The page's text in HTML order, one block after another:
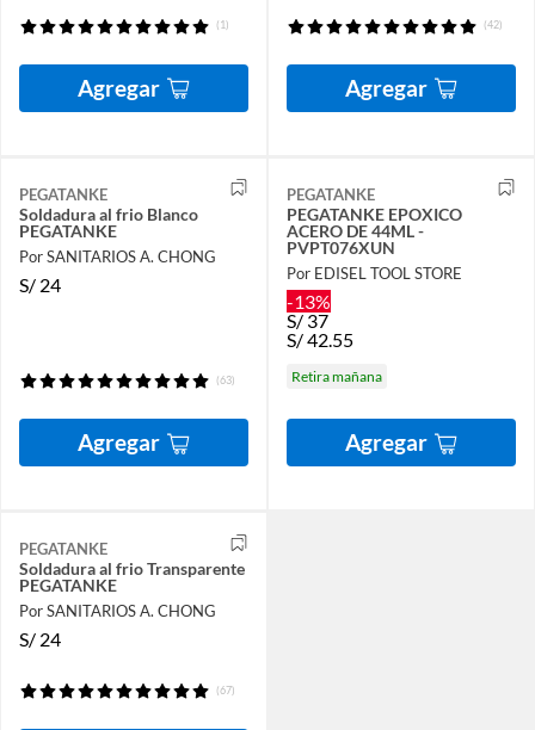
(1)
Agregar
(42)
Agregar
PEGATANKE
Soldadura al frio Blanco
PEGATANKE
Por SANITARIOS A. CHONG
S/ 24
(63)
Agregar
PEGATANKE
PEGATANKE EPOXICO
ACERO DE 44ML -
PVPT076XUN
Por EDISEL TOOL STORE
-13%
S/37
S/42.55
Retira mañana
Agregar
PEGATANKE
Soldadura al frio Transparente
PEGATANKE
Por SANITARIOS A. CHONG
S/ 24
(67)